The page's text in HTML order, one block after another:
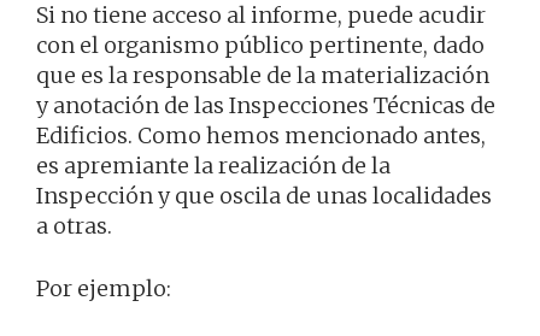
Si no tiene acceso al informe, puede acudir
con el organismo público pertinente, dado
que es la responsable de la materialización
y anotación de las Inspecciones Técnicas de
Edificios. Como hemos mencionado antes,
es apremiante la realización de la
Inspección y que oscila de unas localidades
a otras.
Por ejemplo: